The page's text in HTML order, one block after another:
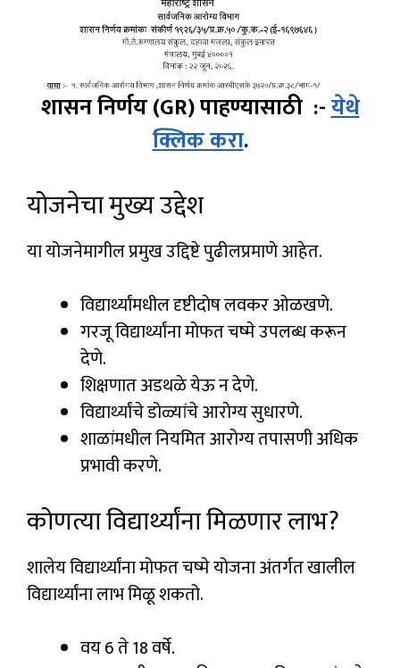
शासन निर्णय (GR) पाहण्यासाठी :-येथे
क्लिक करा.
योजनेचा मुख्य उद्देश
या योजनेमागील प्रमुख उद्दिष्टे पुढीलप्रमाणे आहेत.
विद्यार्थ्यांमधील दृष्टीदोष लवकर ओळखणे.
गरजू विद्यार्थ्यांना मोफत चष्मे उपलब्ध करून
देणे.
शिक्षणात अडथळे येऊ न देणे.
विद्यार्थ्यांचे डोळ्यांचे आरोग्य सुधारणे.
शाळांमधील नियमित आरोग्य तपासणी अधिक
प्रभावी करणे.
कोणत्या विद्यार्थ्यांना मिळणार लाभ?
शालेय विद्यार्थ्यांना मोफत चष्मे योजना अंतर्गत खालील
विद्यार्थ्यांना लाभ मिळू शकतो.
वय 6 ते 18 वर्षे.